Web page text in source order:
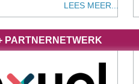
LEES MEER...
PARTNERNETWERK